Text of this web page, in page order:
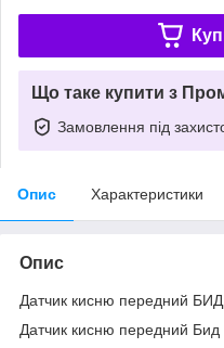
Що таке купити з
Замовлення під
Опис Характеристики
Опис
Датчик кисню передний
Датчик кисню передний